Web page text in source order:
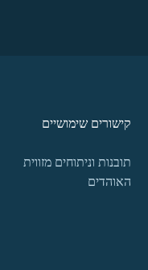
קישורים שימושיים
תובנות וניתוחים מזווית
האוהדים